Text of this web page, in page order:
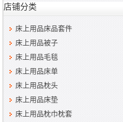
店铺分类
床上用品床品套件
床上用品被子
床上用品毛毯
床上用品床单
床上用品枕头
床上用品床垫
床上用品枕巾枕套